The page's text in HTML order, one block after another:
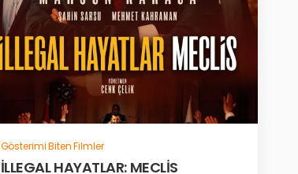
Gösterimi Biten Filmler
İLLEGAL HAYATLAR: MECLİS